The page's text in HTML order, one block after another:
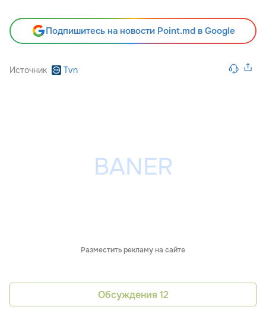
Подпишитесь на новости Point.md в Google
Источник Tvn
Разместить рекламу на сайте
Обсуждения 12